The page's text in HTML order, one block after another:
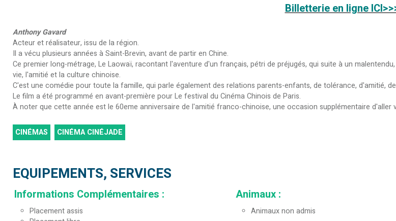
Billetterie en ligne
Anthony Gavard
Acteur et réalisateur, issu de la région.
Il a vécu plusieurs années à Saint-Brevin, avant de partir en Chine.
Ce premier long-métrage, Le Laowaï, racontant l'aventure d'un français, pétri de préjugés, qui suite à un
vie, l'amitié et la culture chinoise.
C'est une comédie pour toute la famille, qui parle également des relations parents-enfants, de tolérance, d'amitié,
Le film a été programmé en avant-première pour Le festival du Cinéma Chinois de Paris.
À noter que cette année est le 60eme anniversaire de l'amitié franco-chinoise, une occasion supplémentaire d'aller
CINÉMAS CINÉMA CINÉJADE
EQUIPEMENTS, SERVICES
Informations Complémentaires :
Placement assis
Animaux :
Animaux non admis